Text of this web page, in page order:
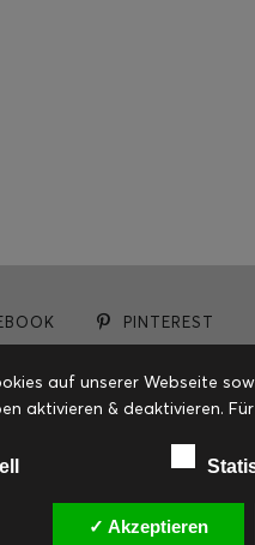
PINTEREST
auf unserer Webseite
aktivieren & deaktivieren.
✓ Akzeptieren